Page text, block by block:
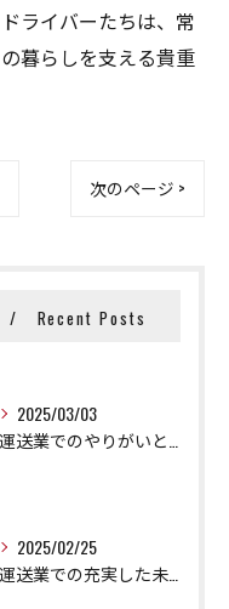
ライバーたちは、常
暮らしを支える貴重
次のページ >
Recent Posts
2025/03/03
2025/02/25